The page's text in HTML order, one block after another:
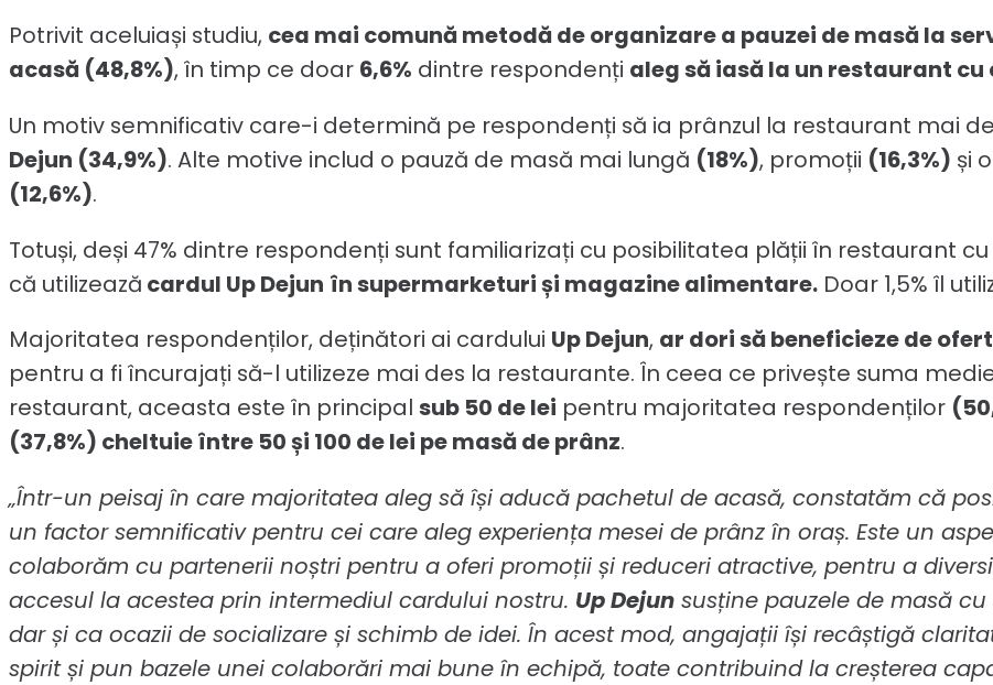
Potrivit aceluiași studiu, cea mai comună metodă de organizare a pauzei de masă la
acasă (48,8%), în timp ce doar 6,6% dintre respondenți aleg să iasă la un restaurant cu
Un motiv semnificativ care-i determină pe respondenți să ia prânzul la restaurant mai
Dejun (34,9%). Alte motive includ o pauză de masă mai lungă (18%), promoții (16,3%) și
(12,6%).
Totuși, deși 47% dintre respondenți sunt familiarizați cu posibilitatea plății în restaurant cu
că utilizează cardul Up Dejun în supermarketuri și magazine alimentare. Doar 1,5% îl
Majoritatea respondenților, deținători ai cardului Up Dejun, ar dori să beneficieze de
pentru a fi încurajați să-l utilizeze mai des la restaurante. În ceea ce privește suma
restaurant, aceasta este în principal sub 50 de lei pentru majoritatea respondenților
(37,8%) cheltuie între 50 și 100 de lei pe masă de prânz.
„Într-un peisaj în care majoritatea aleg să își aducă pachetul de acasă, constatăm că
un factor semnificativ pentru cei care aleg experiența mesei de prânz în oraș. Este un
colaborăm cu partenerii noștri pentru a oferi promoții și reduceri atractive, pentru a
accesul la acestea prin intermediul cardului nostru. Up Dejun susține pauzele de masă
dar și ca ocazii de socializare și schimb de idei. În acest mod, angajații își recâștigă
spirit și pun bazele unei colaborări mai bune în echipă, toate contribuind la creșterea